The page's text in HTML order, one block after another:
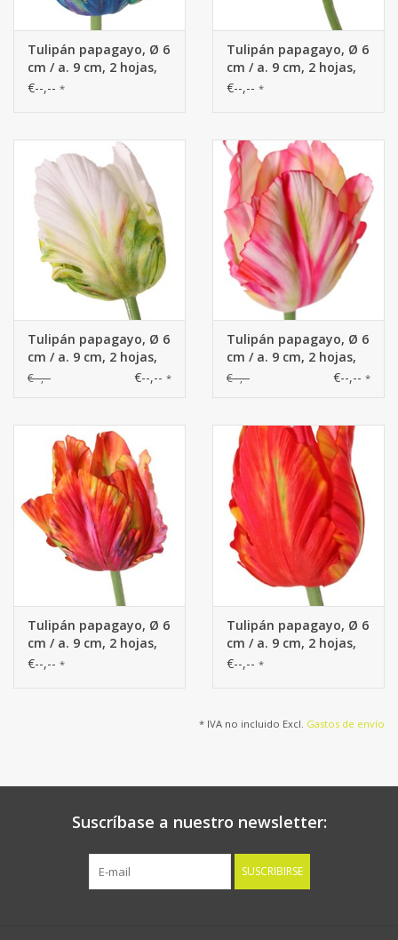
Tulipán papagayo, Ø 6
cm / a. 9 cm, 2 hojas,
64 cm
€--,-- *
Tulipán papagayo, Ø 6
cm / a. 9 cm, 2 hojas,
64 cm
€--,-- *
Tulipán papagayo, Ø 6
cm / a. 9 cm, 2 hojas,
64 cm
€--,-- €--,-- *
Tulipán papagayo, Ø 6
cm / a. 9 cm, 2 hojas,
64 cm
€--,-- €--,-- *
Tulipán papagayo, Ø 6
cm / a. 9 cm, 2 hojas,
64 cm
€--,-- *
Tulipán papagayo, Ø 6
cm / a. 9 cm, 2 hojas,
64 cm
€--,-- *
* IVA no incluido Excl. Gastos de envío
Suscríbase a nuestro newsletter:
SUSCRIBIRSE